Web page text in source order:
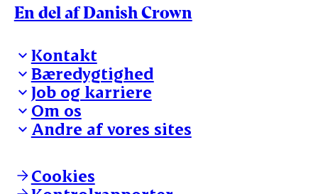
En del af Danish Crown
Kontakt
Besøg Danish Crown
Presse og nyheder
Reklamationer
Whistleblower
Øvrige henvendelser
Bæredygtighed
Fra jord til bord
Hverdagen
Ansvarlighed og nøgletal
Job og karriere
Arbejd med os
Ledige stillinger
Om os
Hvem er vi
Vores resultater
Andre af vores sites
Andelsejere - kreatur
Danishcrownprofessional.com
Cookies